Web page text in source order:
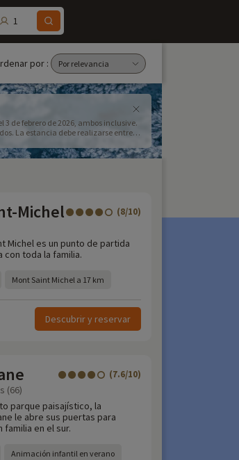
1
por :
3 de febrero de 2026, ambos inclusive.
La estancia debe realizarse entre el
Michel (8/10)
Michel es un punto de partida
con toda la familia.
Mont Saint Michel a 17 km
Descubrir y reservar
(7.6/10)
(66)
parque paisajístico, la
le abre sus puertas para
familia en el sur.
Animación infantil en verano